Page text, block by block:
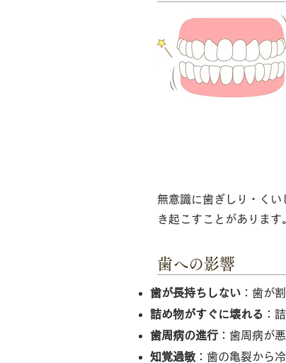
無意識に歯ぎしり・くい
き起こすことがあります
歯への影響
歯が長持ちしない ：歯が
詰め物がすぐに壊れる ：
歯周病の進行 ：歯周病が
知覚過敏 ：歯の亀裂から